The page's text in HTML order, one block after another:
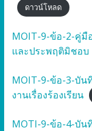
ดาวน์โหลด
MOIT-9-ข้อ-2-คู่มื
และประพฤติมิชอบ
MOIT-9-ข้อ-3-บัน
งานเรื่องร้องเรียน
MOTI-9-ข้อ-4-บั